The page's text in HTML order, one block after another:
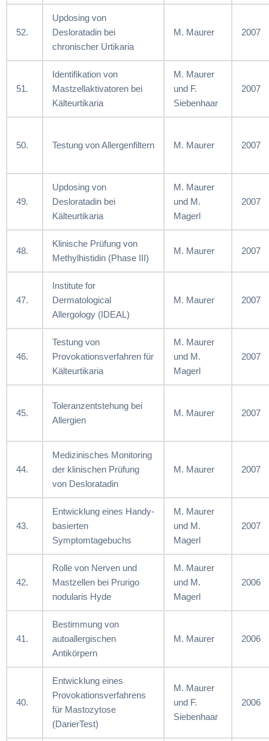
52.
Updosing von
Desloratadin bei
chronischer Urtikaria
M. Maurer 2007
51.
Identifikation von
Mastzellaktivatoren bei
Kälteurtikaria
M. Maurer
und F.
Siebenhaar
2007
50. Testung von Allergenfiltern M. Maurer 2007
49.
Updosing von
Desloratadin bei
Kälteurtikaria
M. Maurer
und M.
Magerl
2007
48.
Klinische Prüfung von
Methylhistidin (Phase III)
M. Maurer 2007
47.
Institute for
Dermatological
Allergology (IDEAL)
M. Maurer 2007
46.
Testung von
Provokationsverfahren für
Kälteurtikaria
M. Maurer
und M.
Magerl
2007
45.
Toleranzentstehung bei
Allergien
M. Maurer 2007
44.
Medizinisches Monitoring
der klinischen Prüfung
von Desloratadin
M. Maurer 2007
43.
Entwicklung eines Handy-
basierten
Symptomtagebuchs
M. Maurer
und M.
Magerl
2007
42.
Rolle von Nerven und
Mastzellen bei Prurigo
nodularis Hyde
M. Maurer
und M.
Magerl
2006
41.
Bestimmung von
autoallergischen
Antikörpern
M. Maurer 2006
40.
Entwicklung eines
Provokationsverfahrens
für Mastozytose
(DarierTest)
M. Maurer
und F.
Siebenhaar
2006